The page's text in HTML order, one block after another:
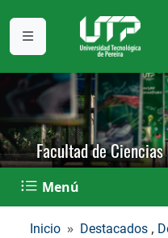
Facultad de
Menú
Inicio Destacados ,